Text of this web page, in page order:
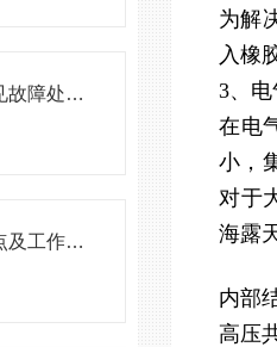
高压隔相封闭母线槽常见故障处理方案
高压共箱母线槽结构特点及工作原理
为解
入橡
3、
在电
小，
对于
海露
内部
高压